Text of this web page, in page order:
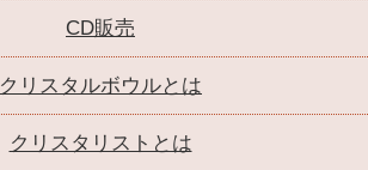
CD販売
クリスタルボウルとは
クリスタリストとは